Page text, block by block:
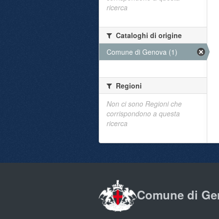
ricerca
Cataloghi di origine
Comune di Genova (1)
Regioni
Non ci sono Regioni che
corrispondono a questa
ricerca
Comune di